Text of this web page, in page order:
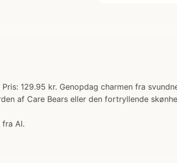
129.95 kr. Genopdag charmen fra
af Care Bears eller den fortryllende
AI.